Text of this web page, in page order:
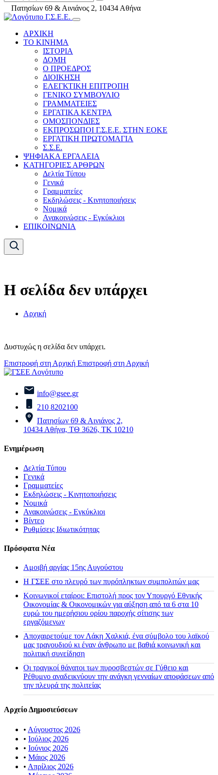
Πατησίων 69 & Αινιάνος 2, 10434 Αθήνα
ΑΡΧΙΚΗ
ΤΟ ΚΙΝΗΜΑ
ΙΣΤΟΡΙΑ
ΔΟΜΗ
Ο ΠΡΟΕΔΡΟΣ
ΔΙΟΙΚΗΣΗ
ΕΛΕΓΚΤΙΚΗ ΕΠΙΤΡΟΠΗ
ΓΕΝΙΚΟ ΣΥΜΒΟΥΛΙΟ
ΓΡΑΜΜΑΤΕΙΕΣ
ΕΡΓΑΤΙΚΑ ΚΕΝΤΡΑ
ΟΜΟΣΠΟΝΔΙΕΣ
ΕΚΠΡΟΣΩΠΟΙ Γ.Σ.Ε.Ε. ΣΤΗΝ ΕΟΚΕ
ΕΡΓΑΤΙΚΗ ΠΡΩΤΟΜΑΓΙΑ
Σ.Σ.Ε.
ΨΗΦΙΑΚΑ ΕΡΓΑΛΕΙΑ
ΚΑΤΗΓΟΡΙΕΣ ΑΡΘΡΩΝ
Δελτία Τύπου
Γενικά
Γραμματείες
Εκδηλώσεις - Κινητοποιήσεις
Νομικά
Ανακοινώσεις - Εγκύκλιοι
ΕΠΙΚΟΙΝΩΝΙΑ
Η σελίδα δεν υπάρχει
Αρχική
Δυστυχώς η σελίδα δεν υπάρχει.
Επιστροφή στη Αρχική Επιστροφή στη Αρχική
info@gsee.gr
210 8202100
Πατησίων 69 & Αινιάνος 2,
10434 Αθήνα, ΤΘ 3626, ΤΚ 10210
Ενημέρωση
Δελτία Τύπου
Γενικά
Γραμματείες
Εκδηλώσεις - Κινητοποιήσεις
Νομικά
Ανακοινώσεις - Εγκύκλιοι
Βίντεο
Ρυθμίσεις Ιδιωτικότητας
Πρόσφατα Νέα
Αμοιβή αργίας 15ης Αυγούστου
H ΓΣΕΕ στο πλευρό των πυρόπληκτων συμπολιτών μας
Κοινωνικοί εταίροι: Επιστολή προς τον Υπουργό Εθνικής
Οικονομίας & Οικονομικών για αύξηση από τα 6 στα 10
ευρώ του ημερήσιου ορίου παροχής σίτισης των
εργαζόμενων
Αποχαιρετούμε τον Λάκη Χαλκιά, ένα σύμβολο του λαϊκού
μας τραγουδιού κι έναν άνθρωπο με βαθιά κοινωνική και
πολιτική συνείδηση
Οι τραγικοί θάνατοι των πυροσβεστών σε Γύθειο και
Ρέθυμνο αναδεικνύουν την ανάγκη γενναίων αποφάσεων από
την πλευρά της πολιτείας
Αρχείο Δημοσιεύσεων
• Αύγουστος 2026
• Ιούλιος 2026
• Ιούνιος 2026
• Μάιος 2026
• Απρίλιος 2026